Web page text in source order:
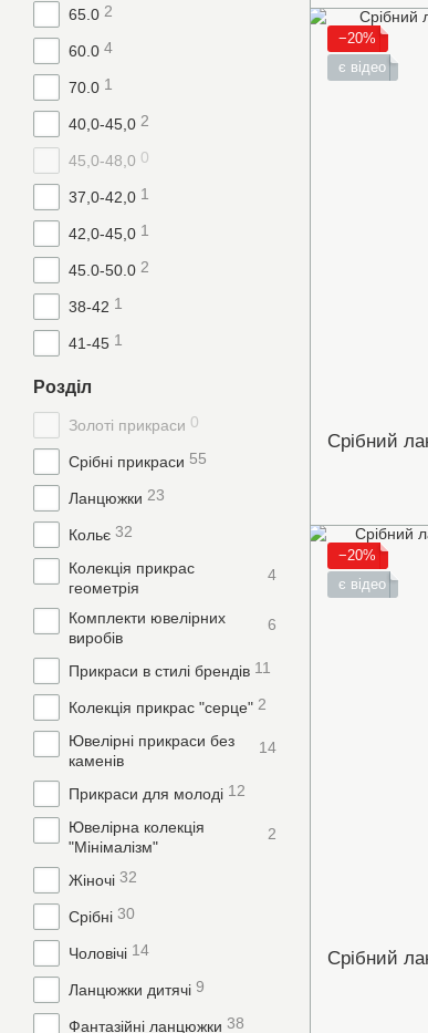
−20%
є відео
−20%
є відео
65.0 2
60.0 4
70.0 1
40,0-45,0 2
45,0-48,0 0
37,0-42,0 1
42,0-45,0 1
45.0-50.0 2
38-42 1
41-45 1
Розділ
Золоті прикраси 0
Срібні прикраси 55
Ланцюжки 23
Кольє 32
Колекція прикрас
геометрія
4
Комплекти ювелірних
виробів
6
Прикраси в стилі брендів 11
Колекція прикрас "серце" 2
Ювелірні прикраси без
каменів
14
Прикраси для молоді 12
Ювелірна колекція
"Мінімалізм"
2
Жіночі 32
Срібні 30
Чоловічі 14
Ланцюжки дитячі 9
Фантазійні ланцюжки 38